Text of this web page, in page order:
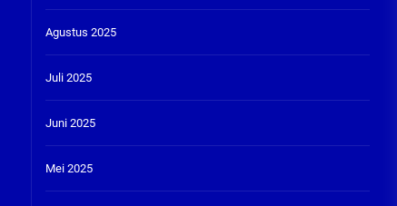
Agustus 2025
Juli 2025
Juni 2025
Mei 2025